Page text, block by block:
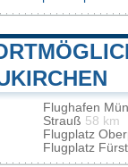
Flughafen
Strauß 58 km
Flugplatz
Flugplatz